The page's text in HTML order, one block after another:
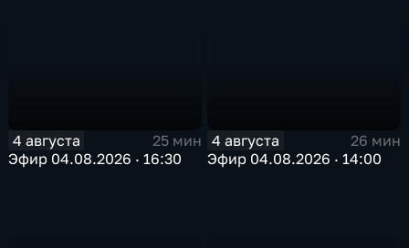
4 августа
25 мин
Эфир 04.08.2026 · 16:30
4 августа
26 мин
Эфир 04.08.2026 · 14:00